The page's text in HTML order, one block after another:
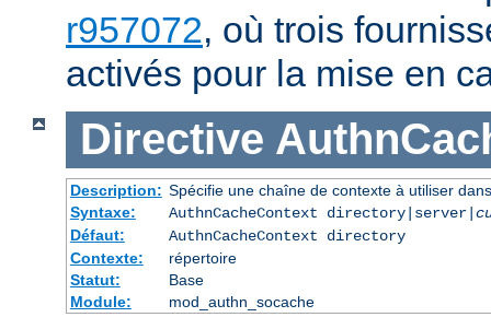
r957072, où trois
activés pour la mise en
Directive
Description: Spécifie une chaîne de contexte à utiliser
Syntaxe:
AuthnCacheContext directory|server|
Défaut:
AuthnCacheContext directory
Contexte:
répertoire
Statut:
Base
Module:
mod_authn_socache